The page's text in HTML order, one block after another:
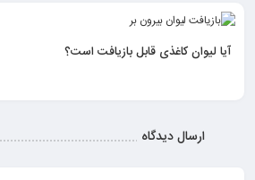
آیا لیوان کاغذی قابل بازیافت است؟
ارسال دیدگاه